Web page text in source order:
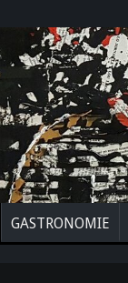
GASTRONOMIE